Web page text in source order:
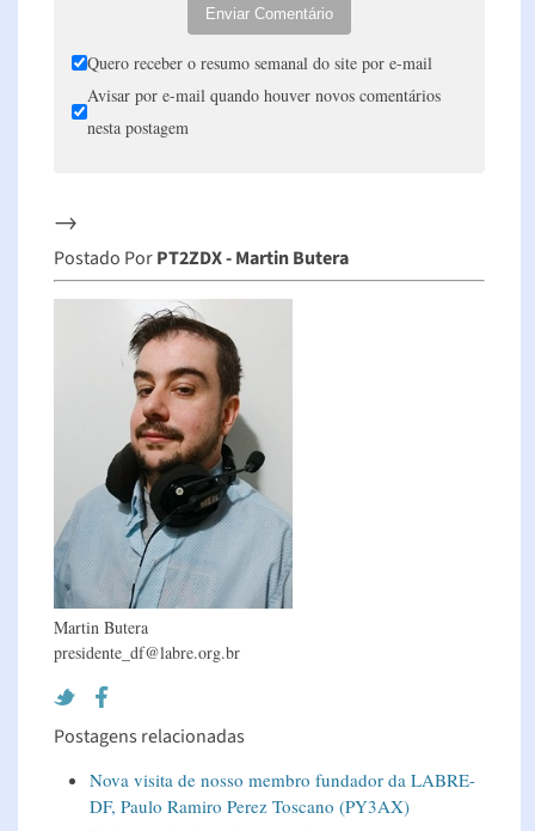
Enviar Comentário
Quero receber o resumo semanal do site por e-mail
Avisar por e-mail quando houver novos comentários
nesta postagem
→
Postado PorPT2ZDX - Martin Butera
Martin Butera
presidente_df@labre.org.br
Postagens relacionadas
Nova visita de nosso membro fundador da LABRE-
DF, Paulo Ramiro Perez Toscano (PY3AX)